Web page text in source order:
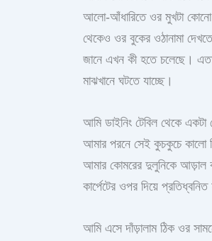
আলো-আঁধারিতে ওর মুখটা
থেকেও ওর বুকের ওঠানামা
জানে এখন কী হতে চলেছে।
মাঝখানে ঘটতে যাচ্ছে।
আমি ডাইনিং টেবিল থেকে
আমার পরনে সেই কুচকুচে কালো
আমার কোমরের দুলুনিকে
কার্পেটের ওপর দিয়ে
আমি এসে দাঁড়ালাম ঠিক ওর